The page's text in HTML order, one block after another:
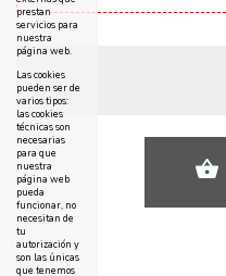
prestan
servicios para
nuestra
página web.
Las cookies
pueden ser de
varios tipos:
las cookies
técnicas son
necesarias
para que
nuestra
página web
pueda
funcionar, no
necesitan de
tu
autorización y
son las únicas
que tenemos